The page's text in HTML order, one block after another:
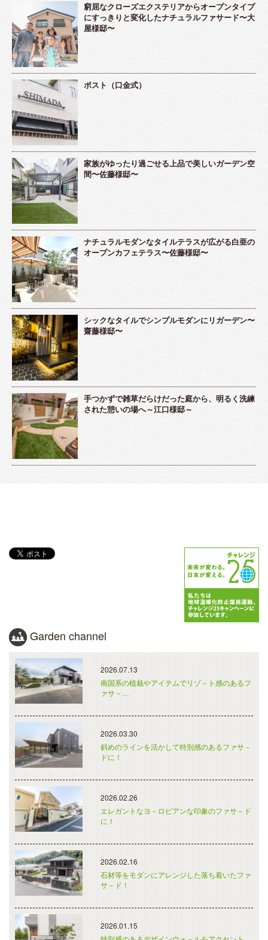
窮屈なクローズエクステリアからオープンタイプ
にすっきりと変化したナチュラルファサード〜大
屋様邸〜
ポスト（口金式）
家族がゆったり過ごせる上品で美しいガーデン空
間〜佐藤様邸〜
ナチュラルモダンなタイルテラスが広がる白亜の
オープンカフェテラス〜佐藤様邸〜
シックなタイルでシンプルモダンにリガーデン〜
齋藤様邸〜
手つかずで雑草だらけだった庭から、明るく洗練
された憩いの場へ～江口様邸～
Garden channel
2026.07.13
南国系の植栽やアイテムでリゾ－ト感のあるフ
ァサ－…
2026.03.30
斜めのラインを活かして特別感のあるファサ－
ドに！
2026.02.26
エレガントなヨ－ロピアンな印象のファサ－ド
に！
2026.02.16
石材等をモダンにアレンジした落ち着いたファ
サ－ド！
2026.01.15